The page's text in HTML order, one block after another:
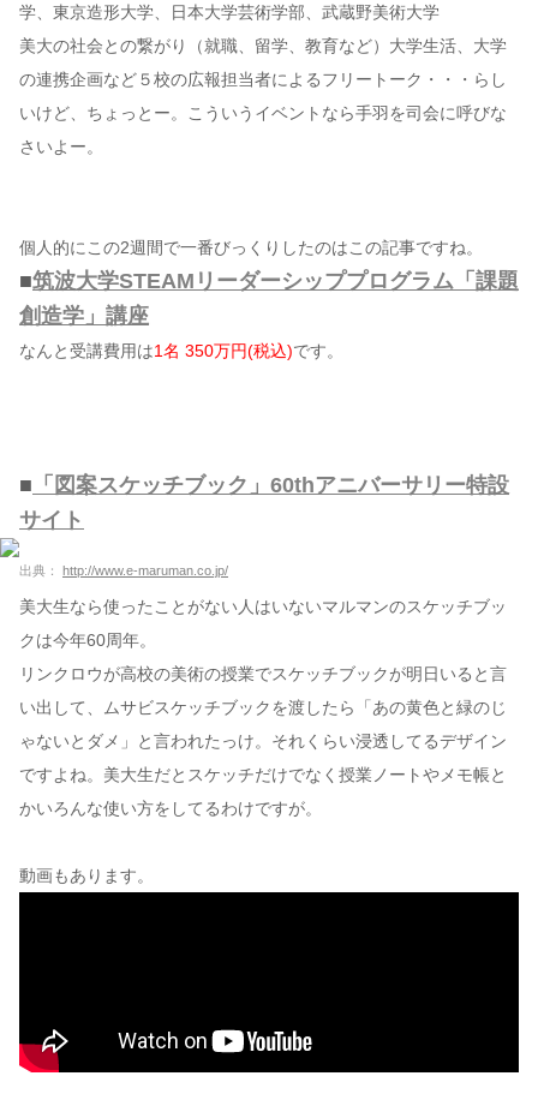
学、東京造形大学、日本大学芸術学部、武蔵野美術大学
美大の社会との繋がり（就職、留学、教育など）大学生活、大学
の連携企画など５校の広報担当者によるフリートーク・・・らし
いけど、ちょっとー。こういうイベントなら手羽を司会に呼びな
さいよー。
個人的にこの2週間で一番びっくりしたのはこの記事ですね。
■筑波大学STEAMリーダーシッププログラム「課題
創造学」講座
なんと受講費用は1名 350万円(税込)です。
■ 「図案スケッチブック」60thアニバーサリー特設
サイト
出典： http://www.e-maruman.co.jp/
美大生なら使ったことがない人はいないマルマンのスケッチブッ
クは今年60周年。
リンクロウが高校の美術の授業でスケッチブックが明日いると言
い出して、ムサビスケッチブックを渡したら「あの黄色と緑のじ
ゃないとダメ」と言われたっけ。それくらい浸透してるデザイン
ですよね。美大生だとスケッチだけでなく授業ノートやメモ帳と
かいろんな使い方をしてるわけですが。
動画もあります。